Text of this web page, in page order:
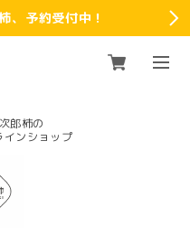
、予約受付中！
郎柿の